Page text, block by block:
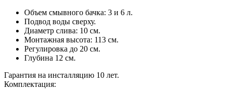
Объем смывного бачка: 3 и 6 л.
Подвод воды сверху.
Диаметр слива: 10 см.
Монтажная высота: 113 см.
Регулировка до 20 см.
Глубина 12 см.
Гарантия на инсталляцию 10 лет.
Комплектация: